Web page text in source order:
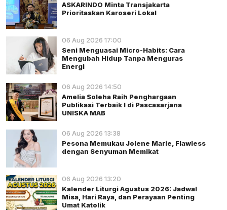
ASKARINDO Minta Transjakarta
Prioritaskan Karoseri Lokal
06 Aug 2026 17:00
Seni Menguasai Micro-Habits: Cara
Mengubah Hidup Tanpa Menguras
Energi
06 Aug 2026 14:50
Amelia Soleha Raih Penghargaan
Publikasi Terbaik I di Pascasarjana
UNISKA MAB
06 Aug 2026 13:38
Pesona Memukau Jolene Marie, Flawless
dengan Senyuman Memikat
06 Aug 2026 13:20
Kalender Liturgi Agustus 2026: Jadwal
Misa, Hari Raya, dan Perayaan Penting
Umat Katolik